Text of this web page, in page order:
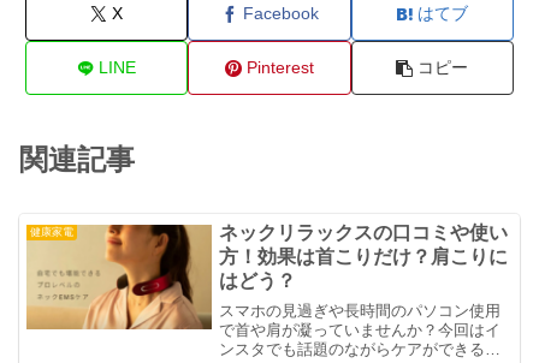
X Facebook はてブ
LINE Pinterest コピー
関連記事
健康家電
ネックリラックスの口コミや使い
方！効果は首こりだけ？肩こりに
はどう？
スマホの見過ぎや長時間のパソコン使用
で首や肩が凝っていませんか？今回はイ
ンスタでも話題のながらケアができる